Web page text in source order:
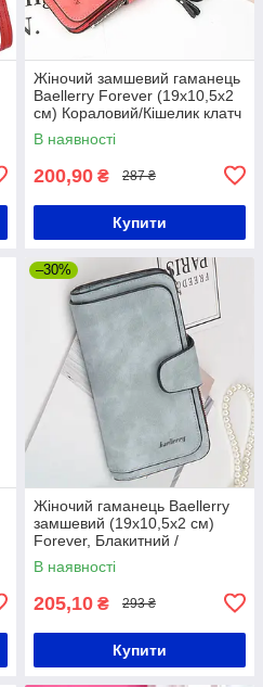
Жіночий замшевий гаманець
Baellerry Forever (19х10,5х2
см) Кораловий/Кішелик клатч
з екозамші
В наявності
200,90 ₴ 287 ₴
Купити
–30%
Жіночий гаманець Baellerry
замшевий (19х10,5х2 см)
Forever, Блакитний /
Портмоне жіноче / Гаманець-
клатч
В наявності
205,10 ₴ 293 ₴
Купити